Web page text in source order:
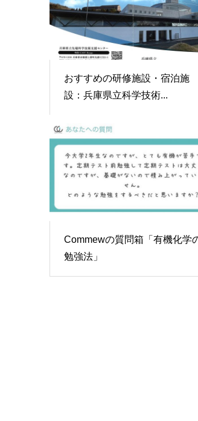
おすすめの研修施設・宿泊施
設：兵庫県立科学技術...
Commewの質問箱「有機化学
勉強法」